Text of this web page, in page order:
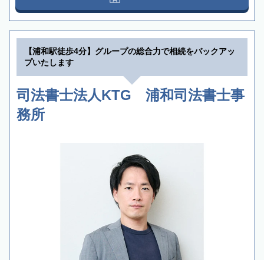
【浦和駅徒歩4分】グループの総合力で相続をバックアッ
プいたします
司法書士法人KTG 浦和司法書士事
務所